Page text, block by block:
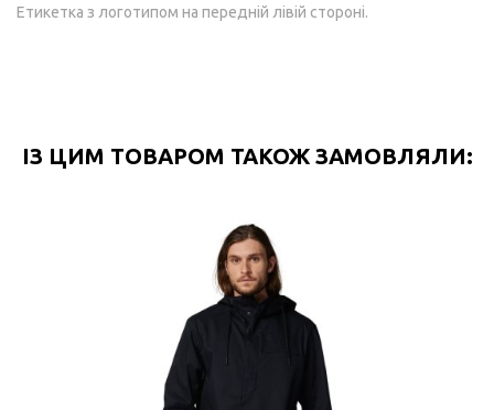
Етикетка з логотипом на передній лівій стороні.
ІЗ ЦИМ ТОВАРОМ ТАКОЖ ЗАМОВЛЯЛИ: